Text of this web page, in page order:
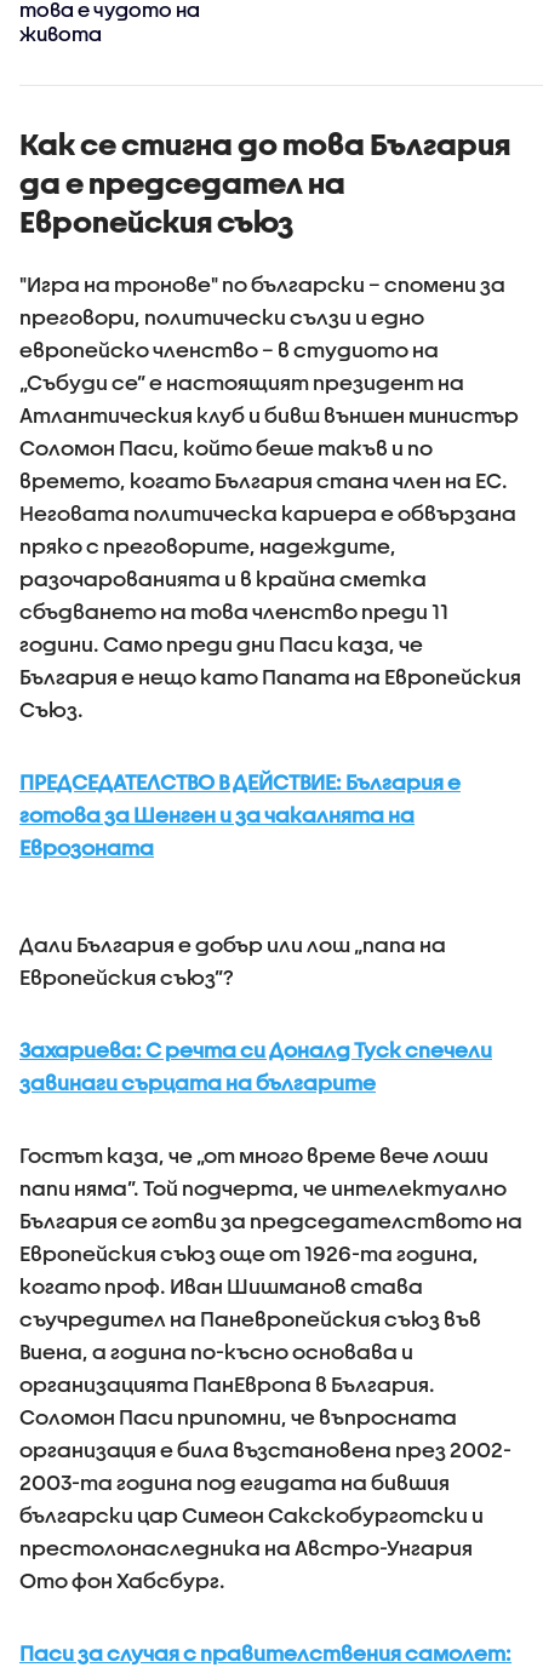
това е чудото на
живота
Как се стигна до това България
да е председател на
Европейския съюз
"Игра на тронове" по български – спомени за
преговори, политически сълзи и едно
европейско членство – в студиото на
„Събуди се” е настоящият президент на
Атлантическия клуб и бивш външен министър
Соломон Паси, който беше такъв и по
времето, когато България стана член на ЕС.
Неговата политическа кариера е обвързана
пряко с преговорите, надеждите,
разочарованията и в крайна сметка
сбъдването на това членство преди 11
години. Само преди дни Паси каза, че
България е нещо като Папата на Европейския
Съюз.
ПРЕДСЕДАТЕЛСТВО В ДЕЙСТВИЕ: България е
готова за Шенген и за чакалнята на
Еврозоната
Дали България е добър или лош „папа на
Европейския съюз”?
Захариева: С речта си Доналд Туск спечели
завинаги сърцата на българите
Гостът каза, че „от много време вече лоши
папи няма”. Той подчерта, че интелектуално
България се готви за председателството на
Европейския съюз още от 1926-та година,
когато проф. Иван Шишманов става
съучредител на Паневропейския съюз във
Виена, а година по-късно основава и
организацията ПанЕвропа в България.
Соломон Паси припомни, че въпросната
организация е била възстановена през 2002-
2003-та година под егидата на бившия
български цар Симеон Сакскобурготски и
престолонаследника на Австро-Унгария
Ото фон Хабсбург.
Паси за случая с правителствения самолет: